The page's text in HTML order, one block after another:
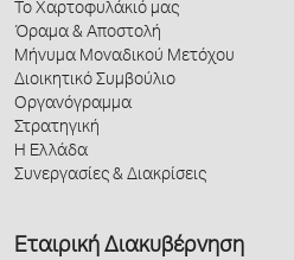
Το Χαρτοφυλάκιό μας
Όραμα & Αποστολή
Μήνυμα Μοναδικού Μετόχου
Διοικητικό Συμβούλιο
Οργανόγραμμα
Στρατηγική
Η Ελλάδα
Συνεργασίες & Διακρίσεις
Εταιρική Διακυβέρνηση